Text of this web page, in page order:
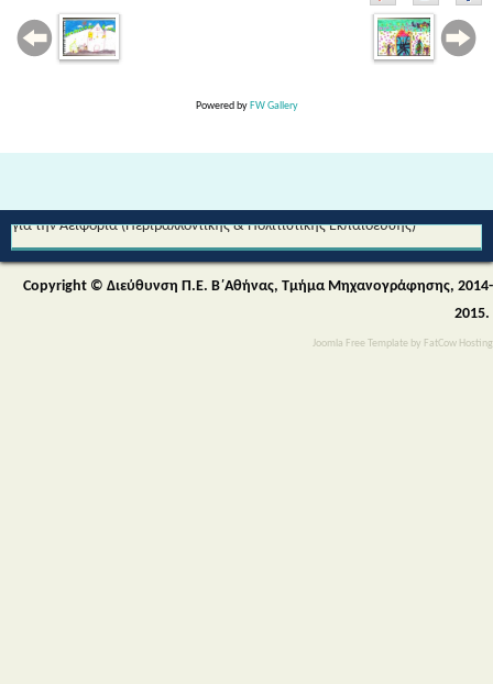
Joomla Free Template by FatCow Hosting
Powered by FW Gallery
Από τη Μυθολογία στο Διάστημα - Διεθνές Θεματικό Δίκτυο Εκπαίδευσης
Copyright © Διεύθυνση Π.Ε. Β΄Αθήνας, Τμήμα Μηχανογράφησης, 2014-
2015.